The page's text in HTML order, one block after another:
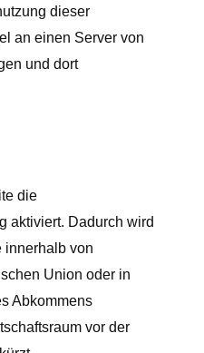
dieser
an einen Server von
und dort
die
aktiviert. Dadurch wird
innerhalb von
Union oder in
Abkommens
vor der